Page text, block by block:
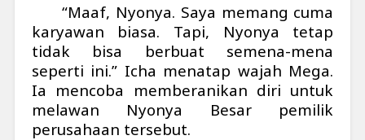
“Maaf, Nyonya. Saya memang cuma
karyawan biasa. Tapi, Nyonya tetap
tidak bisa berbuat semena-mena
seperti ini.” Icha menatap wajah Mega.
Ia mencoba memberanikan diri untuk
melawan Nyonya Besar pemilik
perusahaan tersebut.